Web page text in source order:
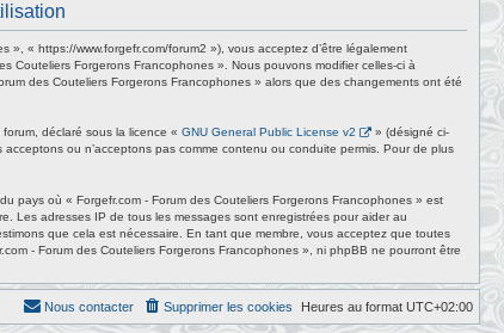
« https://www.forgefr.com/forum2 »), vous acceptez d’être légalement
Couteliers Forgerons Francophones ». Nous pouvons modifier celles-ci à
des Couteliers Forgerons Francophones » alors que des changements ont été
déclaré sous la licence « GNU General Public License v2
» (désigné ci-
ou n’acceptons pas comme contenu ou conduite permis. Pour de plus
pays où « Forgefr.com - Forum des Couteliers Forgerons Francophones » est
Les adresses IP de tous les messages sont enregistrées pour aider au
que cela est nécessaire. En tant que membre, vous acceptez que toutes
- Forum des Couteliers Forgerons Francophones », ni phpBB ne pourront être
Heures au format UTC+02:00
Supprimer les cookies
Nous contacter